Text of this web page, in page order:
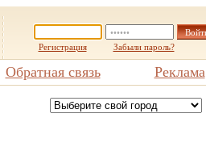
Регистрация Забыли пароль?
Обратная связь Реклама